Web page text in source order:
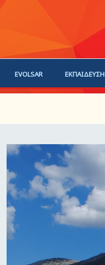
EVOLSAR ΕΚΠΑΙΔΕΥΣΗ